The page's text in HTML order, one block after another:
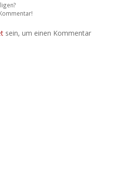
sein, um einen Kommentar